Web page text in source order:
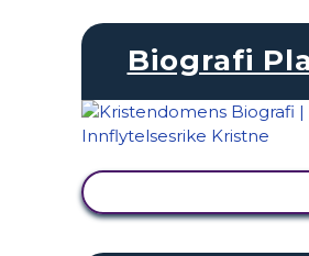
Biografi